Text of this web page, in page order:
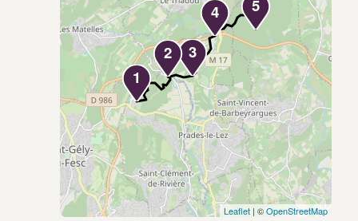
1
2 3
4 5
Leaflet | ©OpenStreetMap